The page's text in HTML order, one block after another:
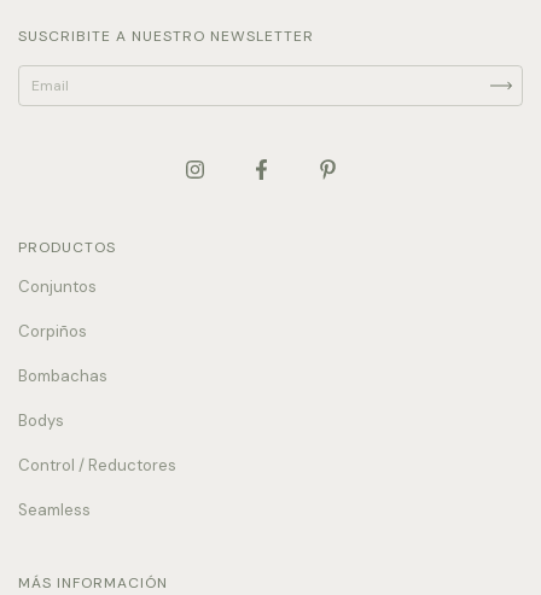
SUSCRIBITE A NUESTRO NEWSLETTER
PRODUCTOS
Conjuntos
Corpiños
Bombachas
Bodys
Control / Reductores
Seamless
MÁS INFORMACIÓN